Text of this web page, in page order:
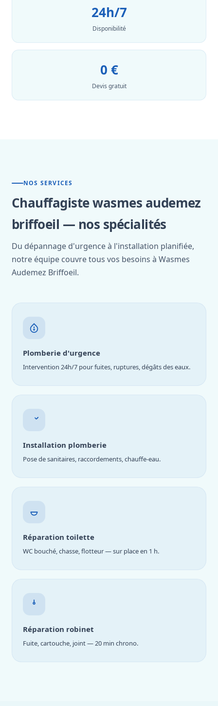
24h/7
Disponibilité
0 €
Devis gratuit
NOS SERVICES
Chauffagiste wasmes audemez
briffoeil — nos spécialités
Du dépannage d'urgence à l'installation planifiée,
notre équipe couvre tous vos besoins à Wasmes
Audemez Briffoeil.
Plomberie d'urgence
Intervention 24h/7 pour fuites, ruptures, dégâts des eaux.
Installation plomberie
Pose de sanitaires, raccordements, chauffe-eau.
Réparation toilette
WC bouché, chasse, flotteur — sur place en 1 h.
Réparation robinet
Fuite, cartouche, joint — 20 min chrono.